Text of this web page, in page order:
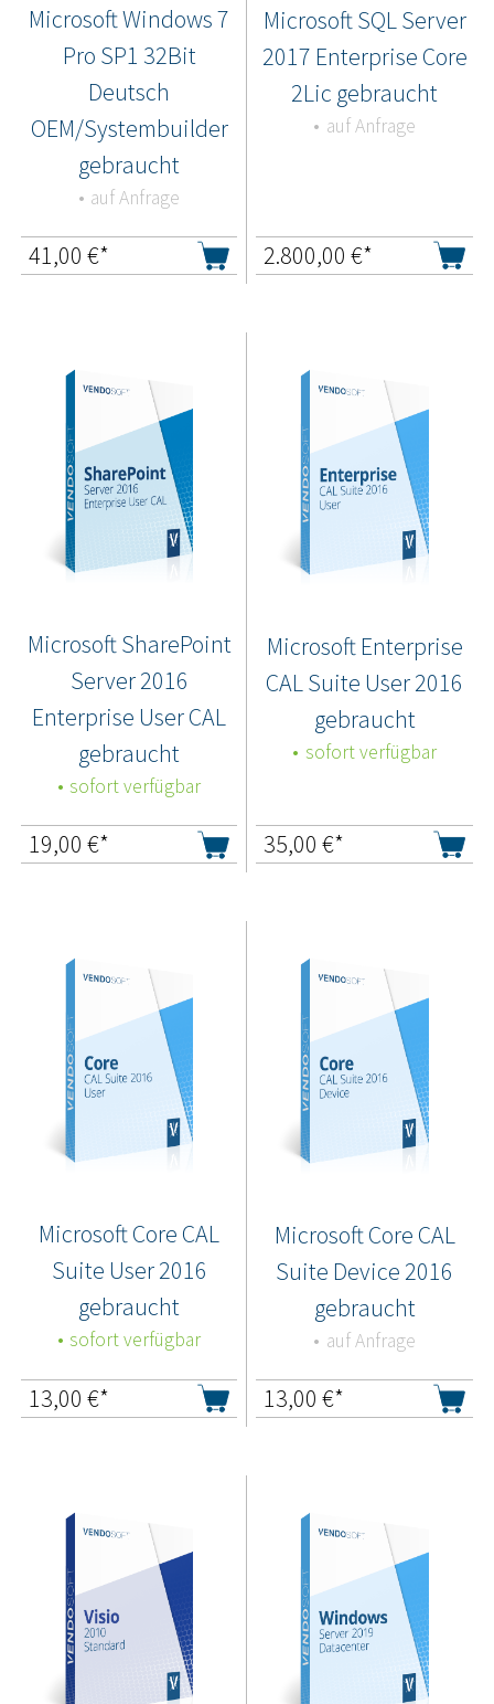
Microsoft Windows 7
Pro SP1 32Bit
Deutsch
OEM/Systembuilder
gebraucht
auf Anfrage
41,00 €*
Microsoft SQL Server
2017 Enterprise Core
2Lic gebraucht
auf Anfrage
2.800,00 €*
Microsoft SharePoint
Server 2016
Enterprise User CAL
gebraucht
sofort verfügbar
19,00 €*
Microsoft Enterprise
CAL Suite User 2016
gebraucht
sofort verfügbar
35,00 €*
Microsoft Core CAL
Suite User 2016
gebraucht
sofort verfügbar
13,00 €*
Microsoft Core CAL
Suite Device 2016
gebraucht
auf Anfrage
13,00 €*